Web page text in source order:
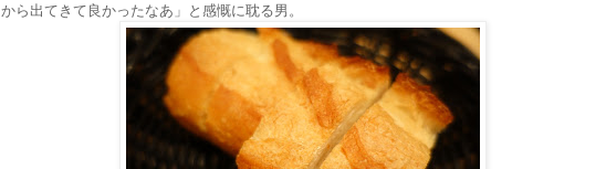
から出てきて良かったなあ」と感慨に耽る男。